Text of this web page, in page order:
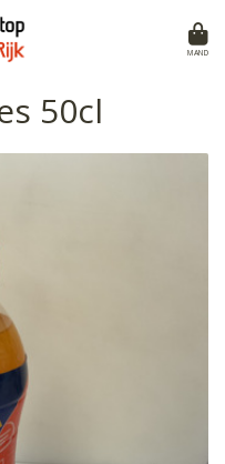
MAND
50cl